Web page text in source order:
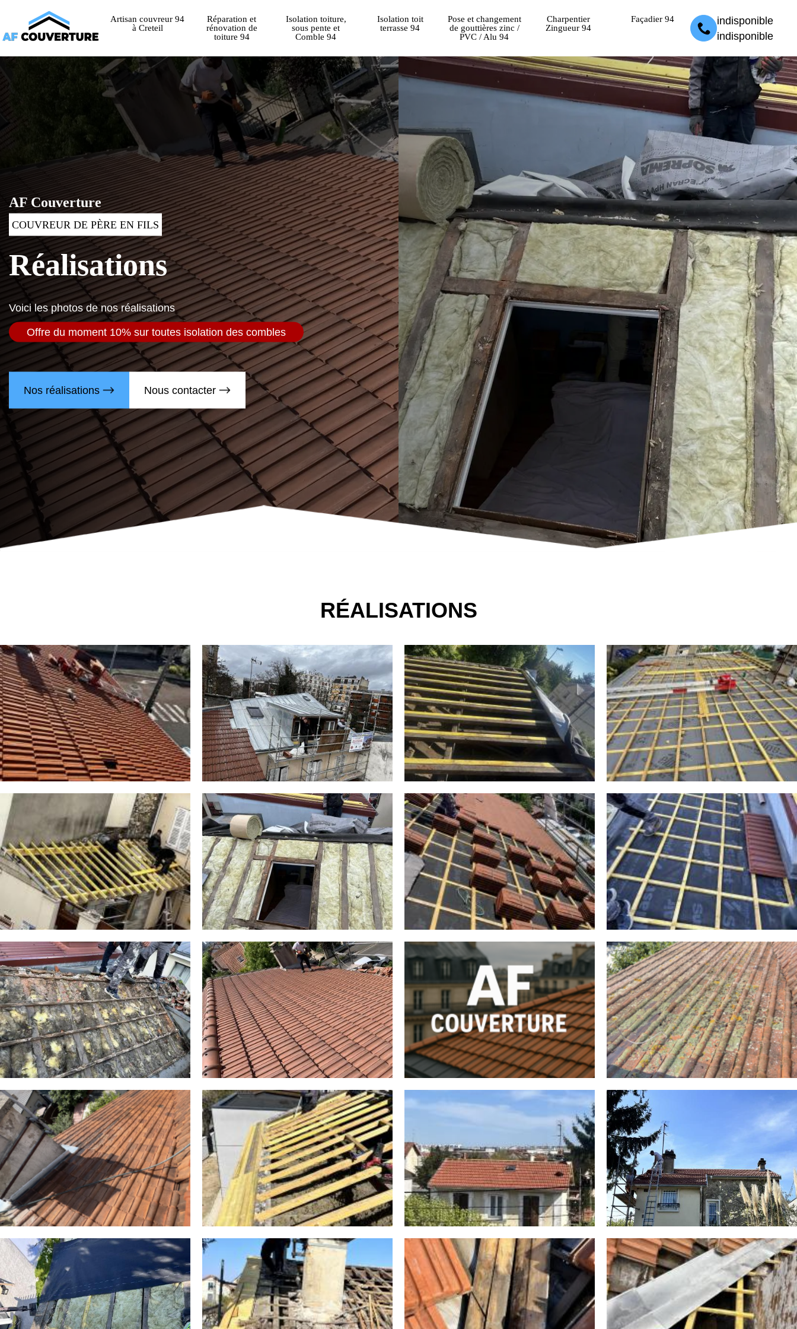
Artisan couvreur 94
à Creteil
Réparation et
rénovation de
toiture 94
Isolation toiture,
sous pente et
Comble 94
Isolation toit
terrasse 94
Pose et changement
de gouttières zinc /
PVC / Alu 94
Charpentier
Zingueur 94
Façadier 94
indisponible
indisponible
AF Couverture
COUVREUR DE PÈRE EN FILS
Réalisations
Voici les photos de nos réalisations
Offre du moment 10% sur toutes isolation des combles
Nos réalisations Nous contacter
RÉALISATIONS